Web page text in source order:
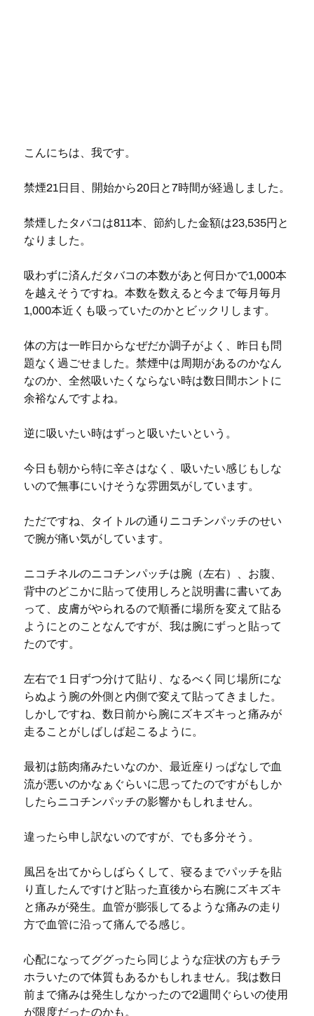
こんにちは、我です。
禁煙21日目、開始から20日と7時間が経過しました。
禁煙したタバコは811本、節約した金額は23,535円と
なりました。
吸わずに済んだタバコの本数があと何日かで1,000本
を越えそうですね。本数を数えると今まで毎月毎月
1,000本近くも吸っていたのかとビックリします。
体の方は一昨日からなぜだか調子がよく、昨日も問
題なく過ごせました。禁煙中は周期があるのかなん
なのか、全然吸いたくならない時は数日間ホントに
余裕なんですよね。
逆に吸いたい時はずっと吸いたいという。
今日も朝から特に辛さはなく、吸いたい感じもしな
いので無事にいけそうな雰囲気がしています。
ただですね、タイトルの通りニコチンパッチのせい
で腕が痛い気がしています。
ニコチネルのニコチンパッチは腕（左右）、お腹、
背中のどこかに貼って使用しろと説明書に書いてあ
って、皮膚がやられるので順番に場所を変えて貼る
ようにとのことなんですが、我は腕にずっと貼って
たのです。
左右で１日ずつ分けて貼り、なるべく同じ場所にな
らぬよう腕の外側と内側で変えて貼ってきました。
しかしですね、数日前から腕にズキズキっと痛みが
走ることがしばしば起こるように。
最初は筋肉痛みたいなのか、最近座りっぱなしで血
流が悪いのかなぁぐらいに思ってたのですがもしか
したらニコチンパッチの影響かもしれません。
違ったら申し訳ないのですが、でも多分そう。
風呂を出てからしばらくして、寝るまでパッチを貼
り直したんですけど貼った直後から右腕にズキズキ
と痛みが発生。血管が膨張してるような痛みの走り
方で血管に沿って痛んでる感じ。
心配になってググったら同じような症状の方もチラ
ホラいたので体質もあるかもしれません。我は数日
前まで痛みは発生しなかったので2週間ぐらいの使用
が限度だったのかも。